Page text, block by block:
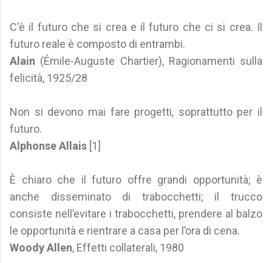
C'è il futuro che si crea e il futuro che ci si crea. Il
futuro reale è composto di entrambi.
Alain (Émile-Auguste Chartier), Ragionamenti sulla
felicità, 1925/28
Non si devono mai fare progetti, soprattutto per il
futuro.
Alphonse Allais [1]
È chiaro che il futuro offre grandi opportunità; è
anche disseminato di trabocchetti; il trucco
consiste nell’evitare i trabocchetti, prendere al balzo
le opportunità e rientrare a casa per l’ora di cena.
Woody Allen, Effetti collaterali, 1980